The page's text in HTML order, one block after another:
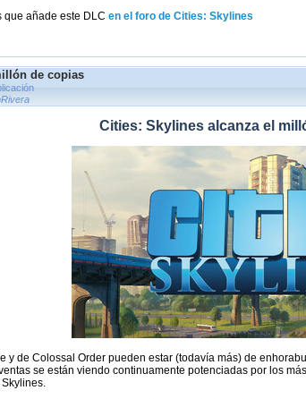
que añade este DLCen el foro de Cities: Skylines
de copias
Cities: Skylines alcanza el
y de Colossal Order pueden estar (todavía más) de
se están viendo continuamente potenciadas por los